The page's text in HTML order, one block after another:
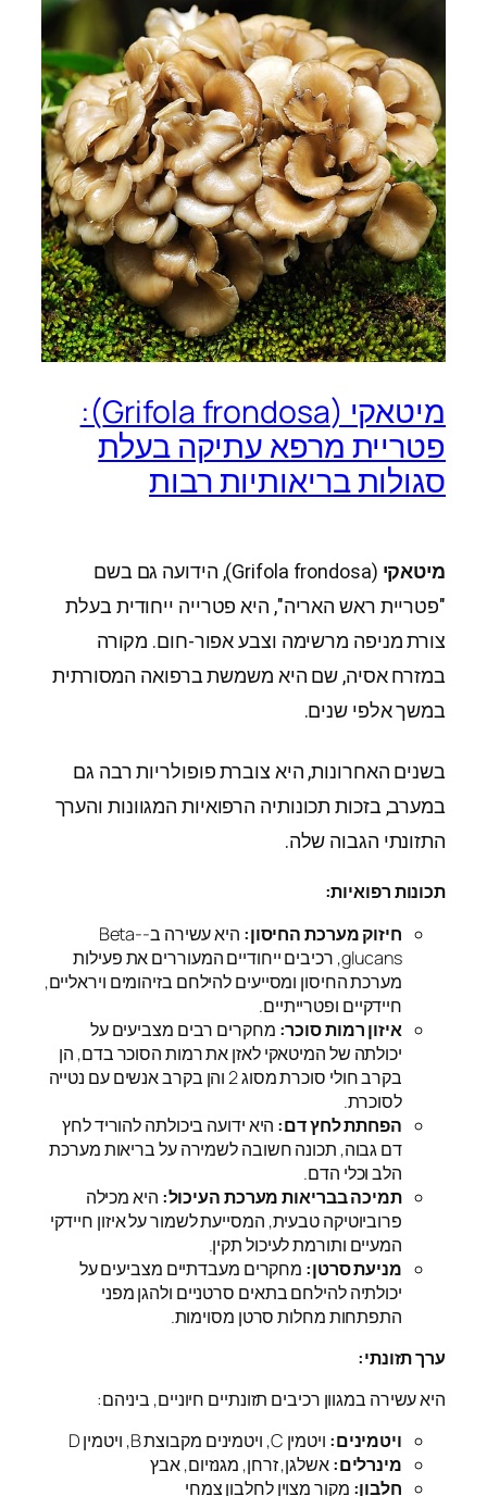
מיטאקי (Grifola frondosa):
פטריית מרפא עתיקה בעלת
סגולות בריאותיות רבות
מיטאקי
(Grifola frondosa), הידועה גם בשם
"פטריית ראש האריה", היא פטרייה ייחודית בעלת
צורת מניפה מרשימה וצבע אפור-חום. מקורה
במזרח אסיה, שם היא משמשת ברפואה המסורתית
במשך אלפי שנים.
בשנים האחרונות, היא צוברת פופולריות רבה גם
במערב, בזכות תכונותיה הרפואיות המגוונות והערך
התזונתי הגבוה שלה.
תכונות רפואיות:
חיזוק מערכת החיסון:
היא עשירה ב-Beta-
glucans, רכיבים ייחודיים המעוררים את פעילות
מערכת החיסון ומסייעים להילחם בזיהומים ויראליים,
חיידקיים ופטרייתיים.
איזון רמות סוכר: מחקרים רבים מצביעים על
יכולתה של המיטאקי לאזן את רמות הסוכר בדם, הן
בקרב חולי סוכרת מסוג 2 והן בקרב אנשים עם נטייה
לסוכרת.
הפחתת לחץ דם: היא ידועה ביכולתה להוריד לחץ
דם גבוה, תכונה חשובה לשמירה על בריאות מערכת
הלב וכלי הדם.
תמיכה בבריאות מערכת העיכול: היא מכילה
פרוביוטיקה טבעית, המסייעת לשמור על איזון חיידקי
המעיים ותורמת לעיכול תקין.
מניעת סרטן: מחקרים מעבדתיים מצביעים על
יכולתיה להילחם בתאים סרטניים ולהגן מפני
התפתחות מחלות סרטן מסוימות.
ערך תזונתי:
היא עשירה במגוון רכיבים תזונתיים חיוניים, ביניהם:
ויטמינים: ויטמין C, ויטמינים מקבוצת B, ויטמין D
מינרלים:אשלגן, זרחן, מגנזיום, אבץ
חלבון: מקור מצוין לחלבון צמחי